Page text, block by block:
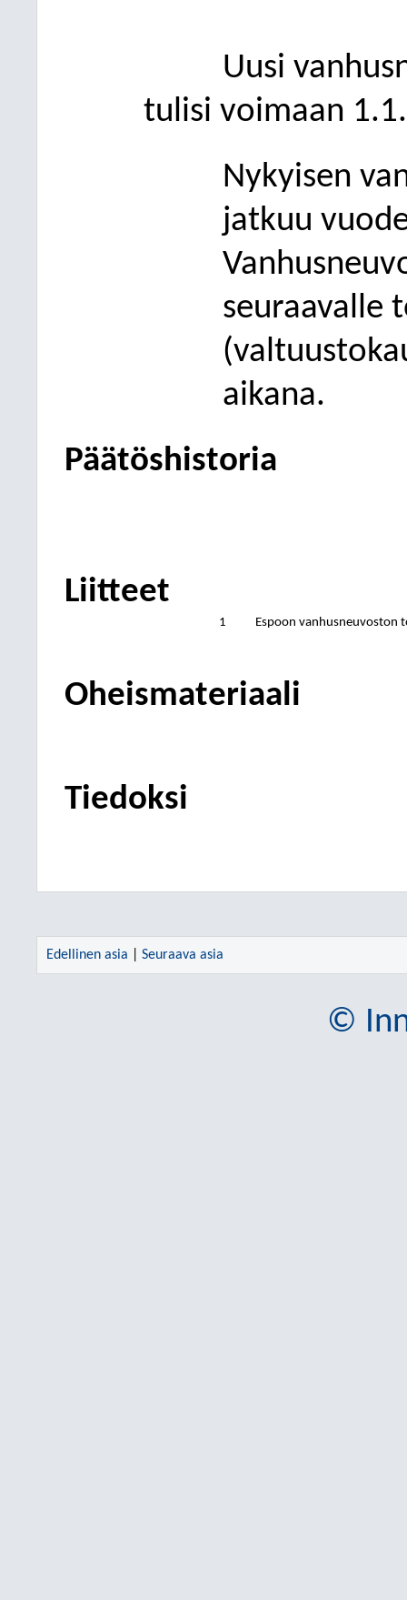
Uusi
tulisi voimaan
Nykyisen
jatkuu
Vanhus
seuraavalle
aikana.
Päätöshistoria
Liitteet
1 Espoon vanhusneuvoston
Oheismateriaali
Tiedoksi
Edellinen asia Seuraava asia
©